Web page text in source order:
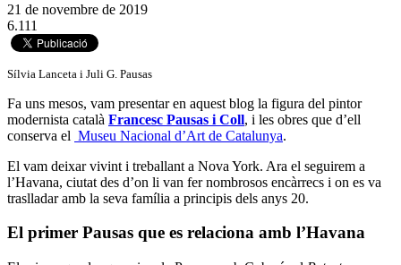
21 de novembre de 2019
6.111
Sílvia Lanceta i Juli G. Pausas
Fa uns mesos, vam presentar en aquest blog la figura del pintor
modernista català Francesc Pausas i Coll, i les obres que d’ell
conserva el Museu Nacional d’Art de Catalunya.
El vam deixar vivint i treballant a Nova York. Ara el seguirem a
l’Havana, ciutat des d’on li van fer nombrosos encàrrecs i on es va
traslladar amb la seva família a principis dels anys 20.
El primer Pausas que es relaciona amb l’Havana